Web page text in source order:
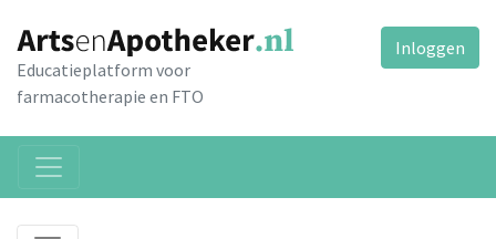
Educatieplatform voor
farmacotherapie en FTO
Inloggen